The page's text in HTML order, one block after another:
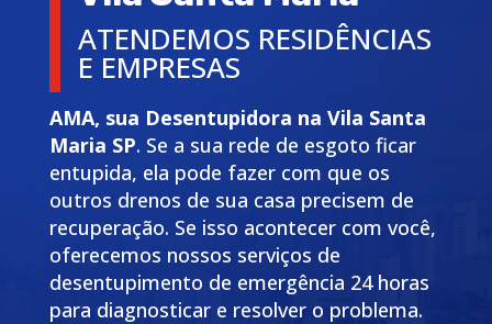
ATENDEMOS RESIDÊNCIAS
E EMPRESAS
AMA, sua Desentupidora na Vila Santa
Maria SP. Se a sua rede de esgoto ficar
entupida, ela pode fazer com que os
outros drenos de sua casa precisem de
recuperação. Se isso acontecer com você,
oferecemos nossos serviços de
desentupimento de emergência 24 horas
para diagnosticar e resolver o problema.